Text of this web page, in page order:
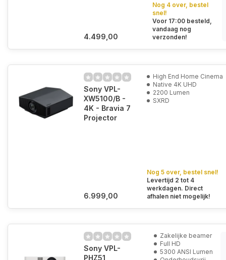
4.499,00
Nog 4 over, bestel
snel!
Voor 17:00 besteld,
vandaag nog
verzonden!
Sony VPL-
XW5100/B -
4K - Bravia 7
Projector
6.999,00
High End Home Cinema
Native 4K UHD
2200 Lumen
SXRD
Nog 5 over, bestel snel!
Levertijd 2 tot 4
werkdagen. Direct
afhalen niet mogelijk!
Sony VPL-
PHZ51
Zakelijke beamer
Full HD
5300 ANSI Lumen